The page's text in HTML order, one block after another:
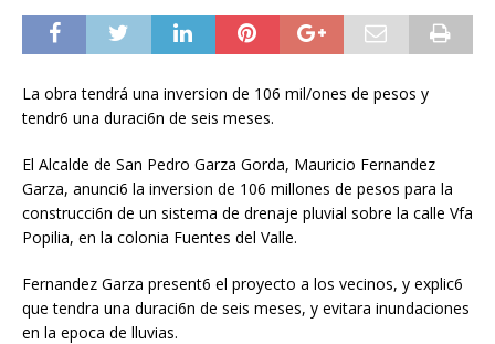
La obra tendrá una inversion de 106 mil/ones de pesos y
tendr6 una duraci6n de seis meses.
El Alcalde de San Pedro Garza Gorda, Mauricio Fernandez
Garza, anunci6 la inversion de 106 millones de pesos para la
construcci6n de un sistema de drenaje pluvial sobre la calle Vfa
Popilia, en la colonia Fuentes del Valle.
Fernandez Garza present6 el proyecto a los vecinos, y explic6
que tendra una duraci6n de seis meses, y evitara inundaciones
en la epoca de lluvias.